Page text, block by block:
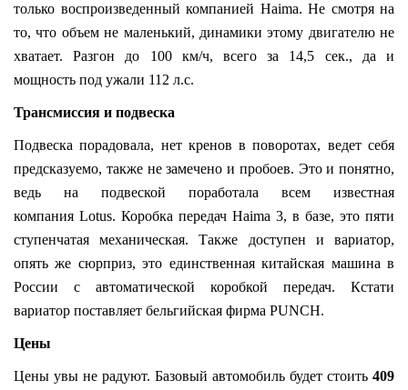
только воспроизведенный компанией Haima. Не смотря на
то, что объем не маленький, динамики этому двигателю не
хватает. Разгон до 100 км/ч, всего за 14,5 сек., да и
мощность под ужали 112 л.с.
Трансмиссия и подвеска
Подвеска порадовала, нет кренов в поворотах, ведет себя
предсказуемо, также не замечено и пробоев. Это и понятно,
ведь на подвеской поработала всем известная
компания Lotus. Коробка передач Haima 3, в базе, это пяти
ступенчатая механическая. Также доступен и вариатор,
опять же сюрприз, это единственная китайская машина в
России с автоматической коробкой передач. Кстати
вариатор поставляет бельгийская фирма PUNCH.
Цены
Цены увы не радуют. Базовый автомобиль будет стоить 409